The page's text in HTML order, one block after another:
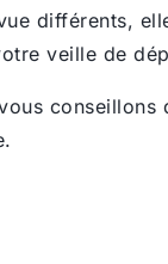
différents,
veille de
conseillons